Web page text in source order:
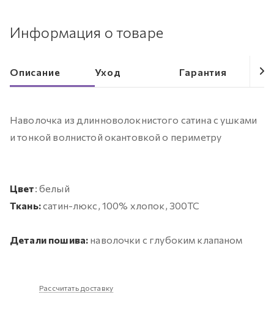
Информация о товаре
Описание Уход Гарантия
Наволочка из длинноволокнистого сатина с ушками
и тонкой волнистой окантовкой о периметру
Цвет: белый
Ткань:сатин-люкс, 100% хлопок, 300ТС
Детали пошива: наволочки с глубоким клапаном
Рассчитать доставку